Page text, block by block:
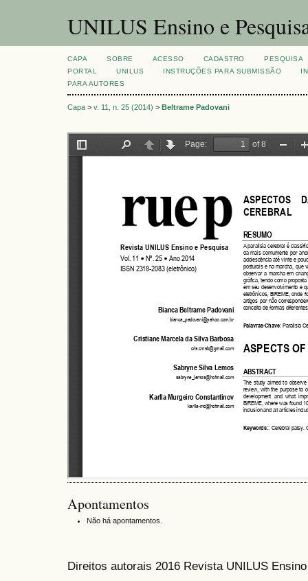
UNILUS Ensino e
CAPA SOBRE ACESSO CADASTRO
PESQUISA
PORTAL
UNILUS INSTRUÇÕES PARA SUBMISSÃO
PARA AUTORES
Capa > v. 11, n. 25 (2014) > Beltrame Padovani
Apontamentos
Não há apontamentos.
Direitos autorais 2016 Revista UNILUS